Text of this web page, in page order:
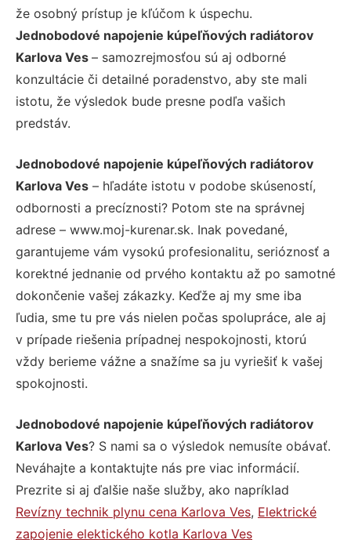
že osobný prístup je kľúčom k úspechu.
Jednobodové napojenie kúpeľňových radiátorov
Karlova Ves – samozrejmosťou sú aj odborné
konzultácie či detailné poradenstvo, aby ste mali
istotu, že výsledok bude presne podľa vašich
predstáv.
Jednobodové napojenie kúpeľňových radiátorov
Karlova Ves – hľadáte istotu v podobe skúseností,
odbornosti a precíznosti? Potom ste na správnej
adrese – www.moj-kurenar.sk. Inak povedané,
garantujeme vám vysokú profesionalitu, serióznosť a
korektné jednanie od prvého kontaktu až po samotné
dokončenie vašej zákazky. Keďže aj my sme iba
ľudia, sme tu pre vás nielen počas spolupráce, ale aj
v prípade riešenia prípadnej nespokojnosti, ktorú
vždy berieme vážne a snažíme sa ju vyriešiť k vašej
spokojnosti.
Jednobodové napojenie kúpeľňových radiátorov
Karlova Ves? S nami sa o výsledok nemusíte obávať.
Neváhajte a kontaktujte nás pre viac informácií.
Prezrite si aj ďalšie naše služby, ako napríklad
Revízny technik plynu cena Karlova Ves, Elektrické
zapojenie elektického kotla Karlova Ves